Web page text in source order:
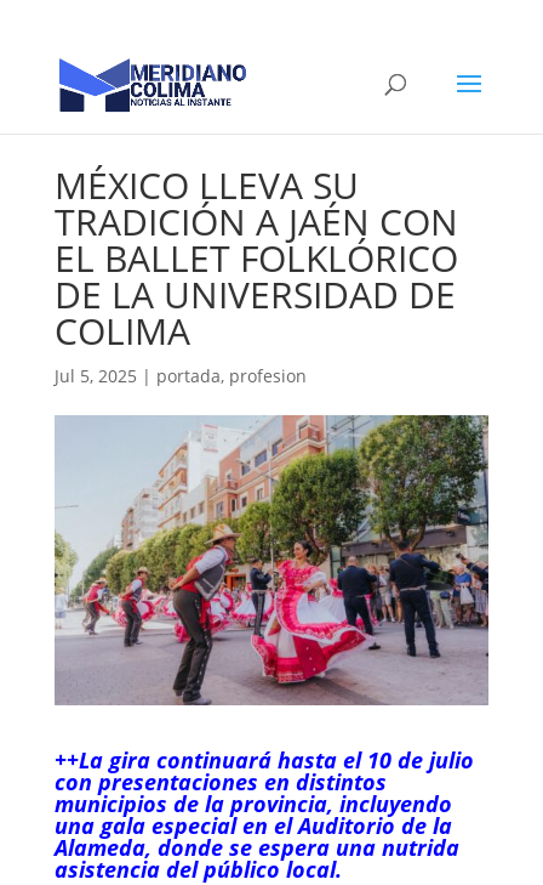
MÉXICO LLEVA SU
TRADICIÓN A JAÉN CON
EL BALLET FOLKLÓRICO
DE LA UNIVERSIDAD DE
COLIMA
Jul 5, 2025 | portada, profesion
++La gira continuará hasta el 10 de julio
con presentaciones en distintos
municipios de la provincia, incluyendo
una gala especial en el Auditorio de la
Alameda, donde se espera una nutrida
asistencia del público local.